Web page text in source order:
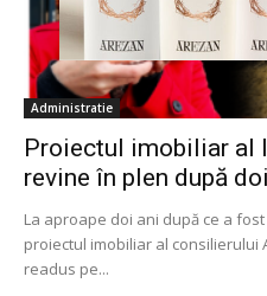
Administratie
Proiectul imobiliar al
revine în plen după
La aproape doi ani după ce a
proiectul imobiliar al consilierului
readus pe...